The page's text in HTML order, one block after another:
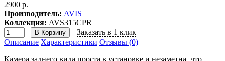
2900 р.
Производитель: AVIS
Коллекция: AVS315CPR
В Корзину
Заказать в 1 клик
Описание Характеристики Отзывы (0)